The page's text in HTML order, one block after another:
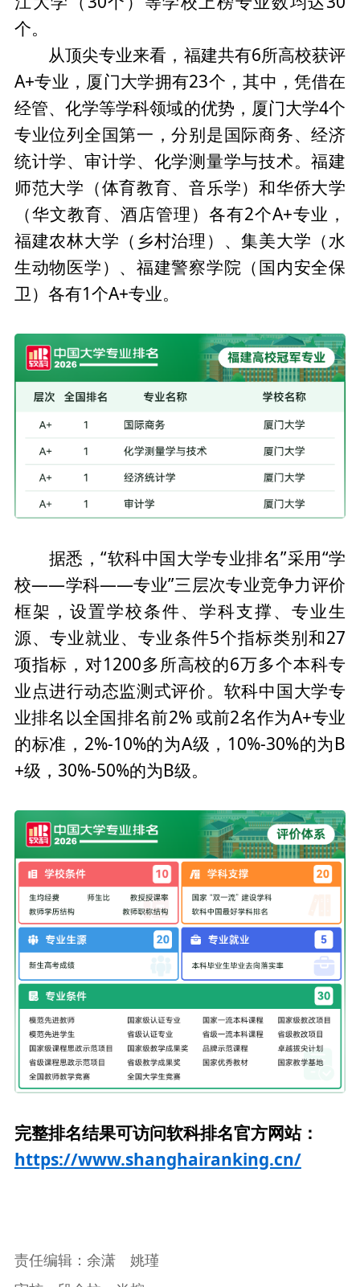
个。
从顶尖专业来看，福建共有6所高校获评
A+专业，厦门大学拥有23个，其中，凭借在
经管、化学等学科领域的优势，厦门大学4个
专业位列全国第一，分别是国际商务、经济
统计学、审计学、化学测量学与技术。福建
师范大学（体育教育、音乐学）和华侨大学
（华文教育、酒店管理）各有2个A+专业，
福建农林大学（乡村治理）、集美大学（水
生动物医学）、福建警察学院（国内安全保
卫）各有1个A+专业。
据悉，“软科中国大学专业排名”采用“学
校——学科——专业”三层次专业竞争力评价
框架，设置学校条件、学科支撑、专业生
源、专业就业、专业条件5个指标类别和27
项指标，对1200多所高校的6万多个本科专
业点进行动态监测式评价。软科中国大学专
业排名以全国排名前2% 或前2名作为A+专业
的标准，2%-10%的为A级，10%-30%的为B
+级，30%-50%的为B级。
完整排名结果可访问软科排名官方网站：
https://www.shanghairanking.cn/
责任编辑：余潇 姚瑾